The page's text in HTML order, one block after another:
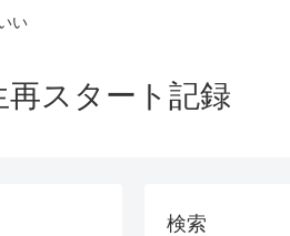
い
スタート記録
検索